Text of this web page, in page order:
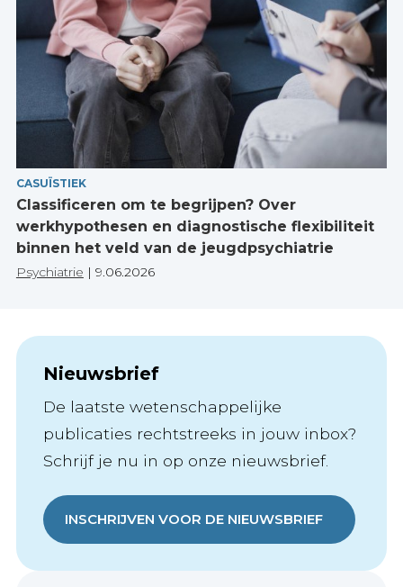
CASUÏSTIEK
Classificeren om te begrijpen? Over
werkhypothesen en diagnostische flexibiliteit
binnen het veld van de jeugdpsychiatrie
Psychiatrie | 9.06.2026
Nieuwsbrief
De laatste wetenschappelijke
publicaties rechtstreeks in jouw inbox?
Schrijf je nu in op onze nieuwsbrief.
INSCHRIJVEN VOOR DE NIEUWSBRIEF